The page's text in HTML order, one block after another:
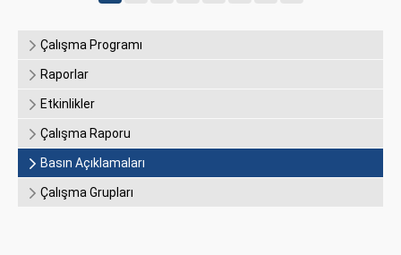
Çalışma Programı
Raporlar
Etkinlikler
Çalışma Raporu
Basın Açıklamaları
Çalışma Grupları